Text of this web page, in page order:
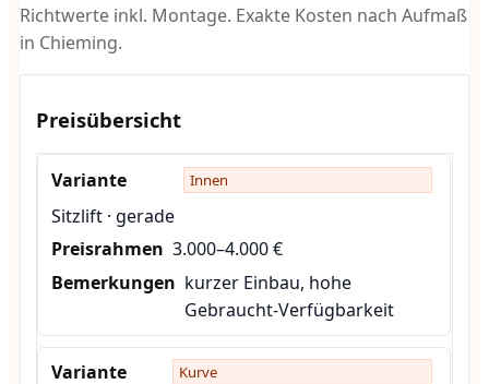
Richtwerte inkl. Montage. Exakte Kosten nach Aufmaß
in Chieming.
Preisübersicht
Innen
Sitzlift · gerade
3.000–4.000 €
kurzer Einbau, hohe
Gebraucht-Verfügbarkeit
Kurve